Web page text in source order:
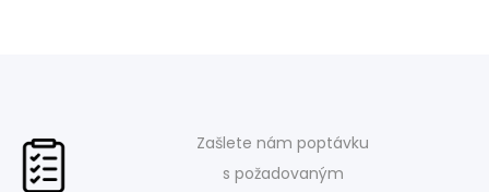
Zašlete nám poptávku
s požadovaným